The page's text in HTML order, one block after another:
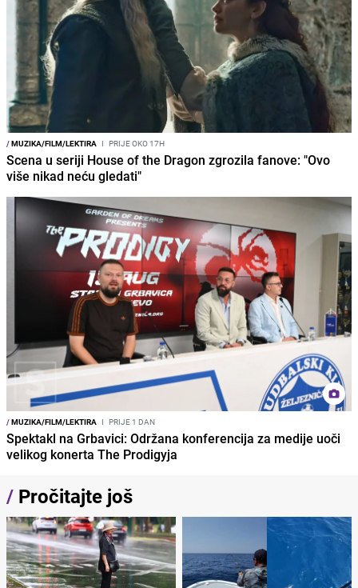
/MUZIKA/FILM/LEKTIRA I PRIJE OKO 17H
Scena u seriji House of the Dragon zgrozila fanove: "Ovo
više nikad neću gledati"
/MUZIKA/FILM/LEKTIRA I PRIJE 1 DAN
Spektakl na Grbavici: Održana konferencija za medije uoči
velikog konerta The Prodigyja
/ Pročitajte još